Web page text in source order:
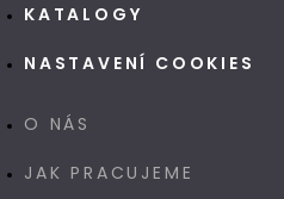
KATALOGY
NASTAVENÍ COOKIES
O NÁS
JAK PRACUJEME